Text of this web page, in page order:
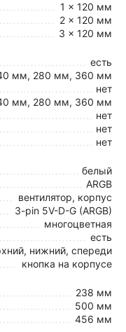
1 x 120 мм
2 x 120 мм
3 x 120 мм
есть
мм, 280 мм, 360 мм
нет
мм, 280 мм, 360 мм
нет
нет
нет
белый
ARGB
вентилятор, корпус
3-pin 5V-D-G (ARGB)
многоцветная
есть
нижний, спереди
кнопка на корпусе
238 мм
500 мм
456 мм